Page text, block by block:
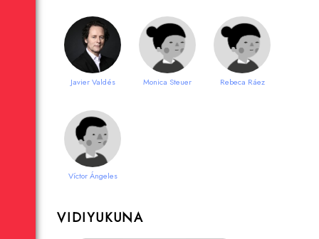
Javier Valdés Monica Steuer Rebeca Ráez
Víctor Ángeles
VIDIYUKUNA